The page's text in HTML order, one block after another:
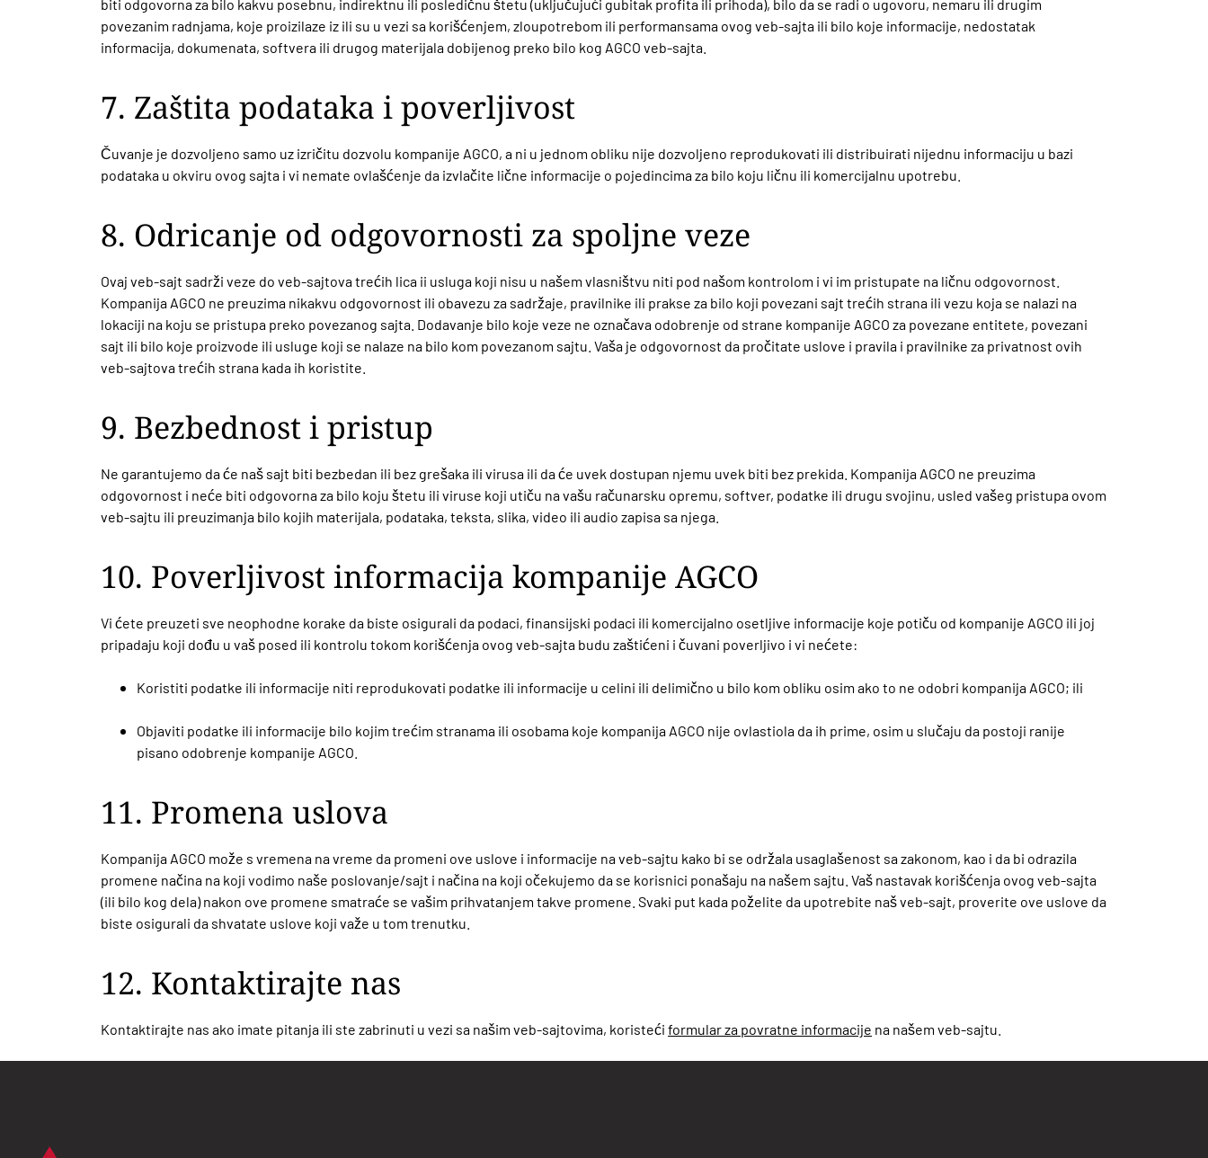
biti odgovorna za bilo kakvu posebnu, indirektnu ili posledičnu štetu (uključujući gubitak profita ili prihoda), bilo da se radi o ugovoru, nemaru ili drugim
povezanim radnjama, koje proizilaze iz ili su u vezi sa korišćenjem, zloupotrebom ili performansama ovog veb-sajta ili bilo koje informacije, nedostatak
informacija, dokumenata, softvera ili drugog materijala dobijenog preko bilo kog AGCO veb-sajta.
7. Zaštita podataka i poverljivost
Čuvanje je dozvoljeno samo uz izričitu dozvolu kompanije AGCO, a ni u jednom obliku nije dozvoljeno reprodukovati ili distribuirati nijednu informaciju u bazi
podataka u okviru ovog sajta i vi nemate ovlašćenje da izvlačite lične informacije o pojedincima za bilo koju ličnu ili komercijalnu upotrebu.
8. Odricanje od odgovornosti za spoljne veze
Ovaj veb-sajt sadrži veze do veb-sajtova trećih lica ii usluga koji nisu u našem vlasništvu niti pod našom kontrolom i vi im pristupate na ličnu odgovornost.
Kompanija AGCO ne preuzima nikakvu odgovornost ili obavezu za sadržaje, pravilnike ili prakse za bilo koji povezani sajt trećih strana ili vezu koja se nalazi na
lokaciji na koju se pristupa preko povezanog sajta. Dodavanje bilo koje veze ne označava odobrenje od strane kompanije AGCO za povezane entitete, povezani
sajt ili bilo koje proizvode ili usluge koji se nalaze na bilo kom povezanom sajtu. Vaša je odgovornost da pročitate uslove i pravila i pravilnike za privatnost ovih
veb-sajtova trećih strana kada ih koristite.
9. Bezbednost i pristup
Ne garantujemo da će naš sajt biti bezbedan ili bez grešaka ili virusa ili da će uvek dostupan njemu uvek biti bez prekida. Kompanija AGCO ne preuzima
odgovornost i neće biti odgovorna za bilo koju štetu ili viruse koji utiču na vašu računarsku opremu, softver, podatke ili drugu svojinu, usled vašeg pristupa ovom
veb-sajtu ili preuzimanja bilo kojih materijala, podataka, teksta, slika, video ili audio zapisa sa njega.
10. Poverljivost informacija kompanije AGCO
Vi ćete preuzeti sve neophodne korake da biste osigurali da podaci, finansijski podaci ili komercijalno osetljive informacije koje potiču od kompanije AGCO ili joj
pripadaju koji dođu u vaš posed ili kontrolu tokom korišćenja ovog veb-sajta budu zaštićeni i čuvani poverljivo i vi nećete:
Koristiti podatke ili informacije niti reprodukovati podatke ili informacije u celini ili delimično u bilo kom obliku osim ako to ne odobri kompanija AGCO; ili
Objaviti podatke ili informacije bilo kojim trećim stranama ili osobama koje kompanija AGCO nije ovlastiola da ih prime, osim u slučaju da postoji ranije
pisano odobrenje kompanije AGCO.
11. Promena uslova
Kompanija AGCO može s vremena na vreme da promeni ove uslove i informacije na veb-sajtu kako bi se održala usaglašenost sa zakonom, kao i da bi odrazila
promene načina na koji vodimo naše poslovanje/sajt i načina na koji očekujemo da se korisnici ponašaju na našem sajtu. Vaš nastavak korišćenja ovog veb-sajta
(ili bilo kog dela) nakon ove promene smatraće se vašim prihvatanjem takve promene. Svaki put kada poželite da upotrebite naš veb-sajt, proverite ove uslove da
biste osigurali da shvatate uslove koji važe u tom trenutku.
12. Kontaktirajte nas
Kontaktirajte nas ako imate pitanja ili ste zabrinuti u vezi sa našim veb-sajtovima, koristeći formular za povratne informacije na našem veb-sajtu.